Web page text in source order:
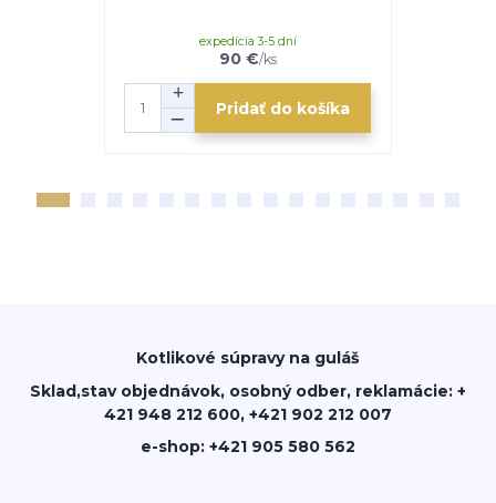
90 €/ks
expedícia 3-5 dní
Pridať do košíka
Kotlikové súpravy na guláš
Sklad,stav objednávok, osobný odber, reklamácie: +
421 948 212 600, +421 902 212 007
e-shop: +421 905 580 562